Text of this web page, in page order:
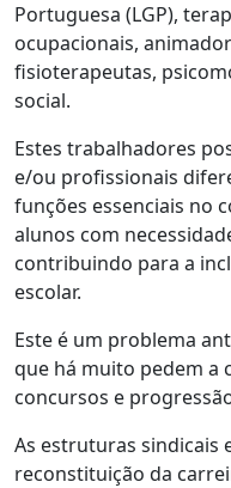
Portuguesa (LGP),
ocupacionais,
fisioterapeutas,
social.
Estes trabalhadores
e/ou profissionais
funções essenciais no
alunos com
contribuindo para a
escolar.
Este é um problema
que há muito pedem a
concursos e
As estruturas sindicais
reconstituição da